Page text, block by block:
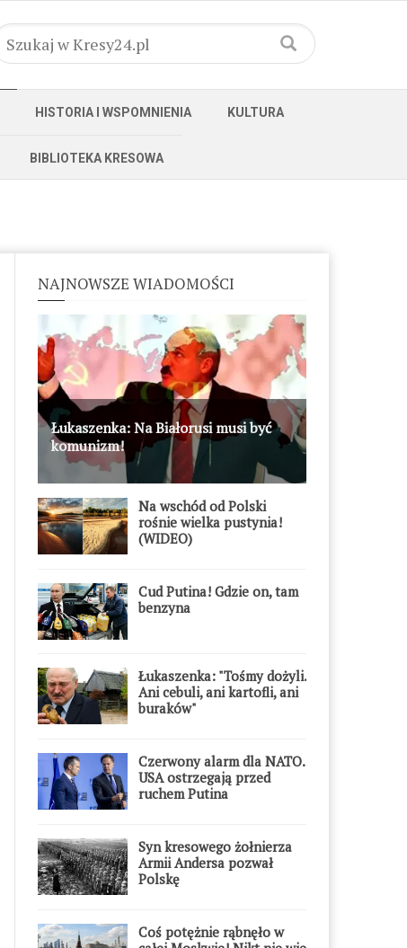
HISTORIA I WSPOMNIENIA KULTURA
BIBLIOTEKA KRESOWA
NAJNOWSZE WIADOMOŚCI
Łukaszenka: Na Białorusi musi być
komunizm!
Na wschód od Polski
rośnie wielka pustynia!
(WIDEO)
Cud Putina! Gdzie on, tam
benzyna
Łukaszenka: "Tośmy dożyli.
Ani cebuli, ani kartofli, ani
buraków"
Czerwony alarm dla NATO.
USA ostrzegają przed
ruchem Putina
Syn kresowego żołnierza
Armii Andersa pozwał
Polskę
Coś potężnie rąbnęło w